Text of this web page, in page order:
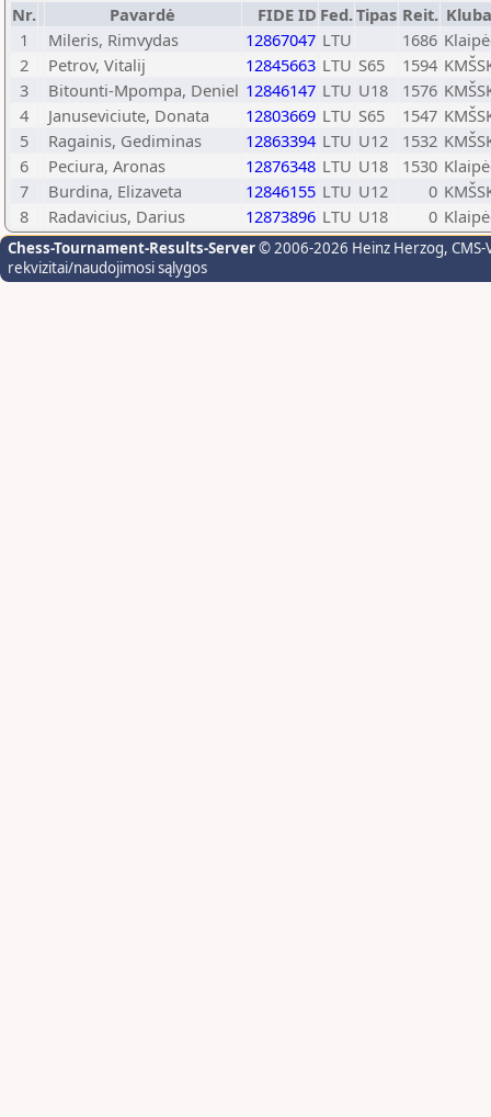
Nr. Pavardė FIDE ID Fed.Tipas Reit.
1
Mileris, Rimvydas 12867047 LTU 1686
2
Petrov, Vitalij 12845663 LTU S65 1594
3
Bitounti-Mpompa, Deniel 12846147 LTU U18 1576
4
Januseviciute, Donata 12803669 LTU S65 1547
5
Ragainis, Gediminas 12863394 LTU U12 1532
6
Peciura, Aronas 12876348 LTU U18 1530
7
Burdina, Elizaveta 12846155 LTU U12 0
8
Radavicius, Darius 12873896 LTU U18 0
Chess-Tournament-Results-Server© 2006-2026 Heinz Herzog,
rekvizitai/naudojimosi sąlygos